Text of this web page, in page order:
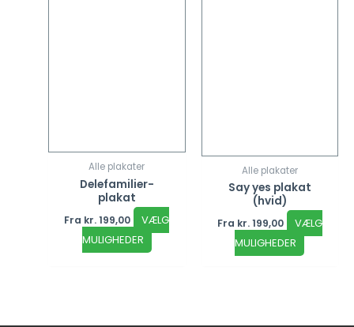
Alle plakater
Delefamilier-
plakat
Fra kr.199,00
VÆLG
MULIGHEDER
Alle plakater
Say yes plakat
(hvid)
Fra kr.199,00
VÆLG
MULIGHEDER